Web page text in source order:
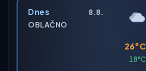
Dnes
8.8.
OBLAČNO
26°C
18°C